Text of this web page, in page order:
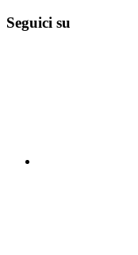
Seguici su